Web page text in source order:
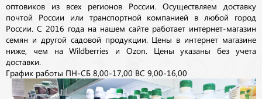
оптовиков из всех регионов России. Осуществляем доставку
почтой России или транспортной компанией в любой город
России. С 2016 года на нашем сайте работает интернет-магазин
семян и другой садовой продукции. Цены в интернет магазине
ниже, чем на Wildberries и Ozon. Цены указаны без учета
доставки.
График работы ПН-СБ 8,00-17,00 ВС 9,00-16,00